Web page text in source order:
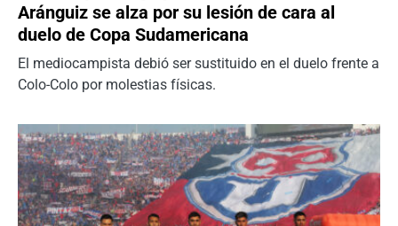
Aránguiz se alza por su lesión de cara al
duelo de Copa Sudamericana
El mediocampista debió ser sustituido en el duelo frente a
Colo-Colo por molestias físicas.